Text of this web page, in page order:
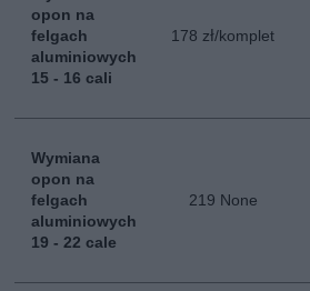
opon na
felgach
aluminiowych
15 - 16 cali
178 zł/komplet
Wymiana
opon na
felgach
aluminiowych
19 - 22 cale
219 None